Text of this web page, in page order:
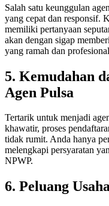
Salah satu keunggulan
yang cepat dan responsif.
memiliki pertanyaan
akan dengan sigap
yang ramah dan
5. Kemudahan
Agen Pulsa
Tertarik untuk menjadi
khawatir, proses
tidak rumit. Anda hanya
melengkapi persyaratan
NPWP.
6. Peluang